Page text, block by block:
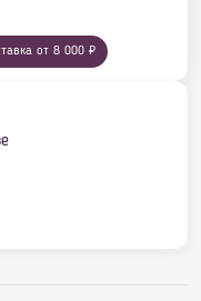
от 8 000 ₽